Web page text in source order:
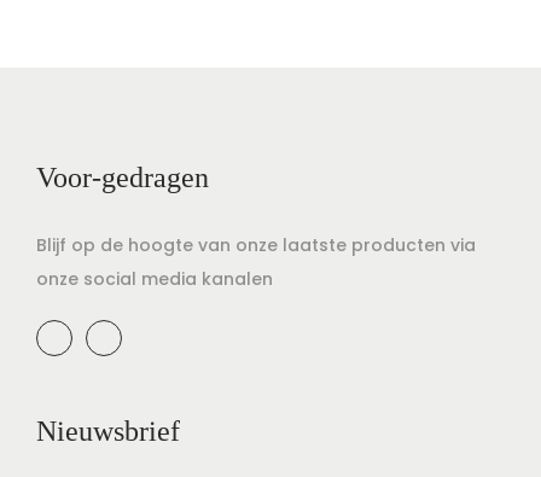
Voor-gedragen
Blijf op de hoogte van onze laatste producten via
onze social media kanalen
Nieuwsbrief